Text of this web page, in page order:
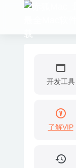
开发工具
了解VIP